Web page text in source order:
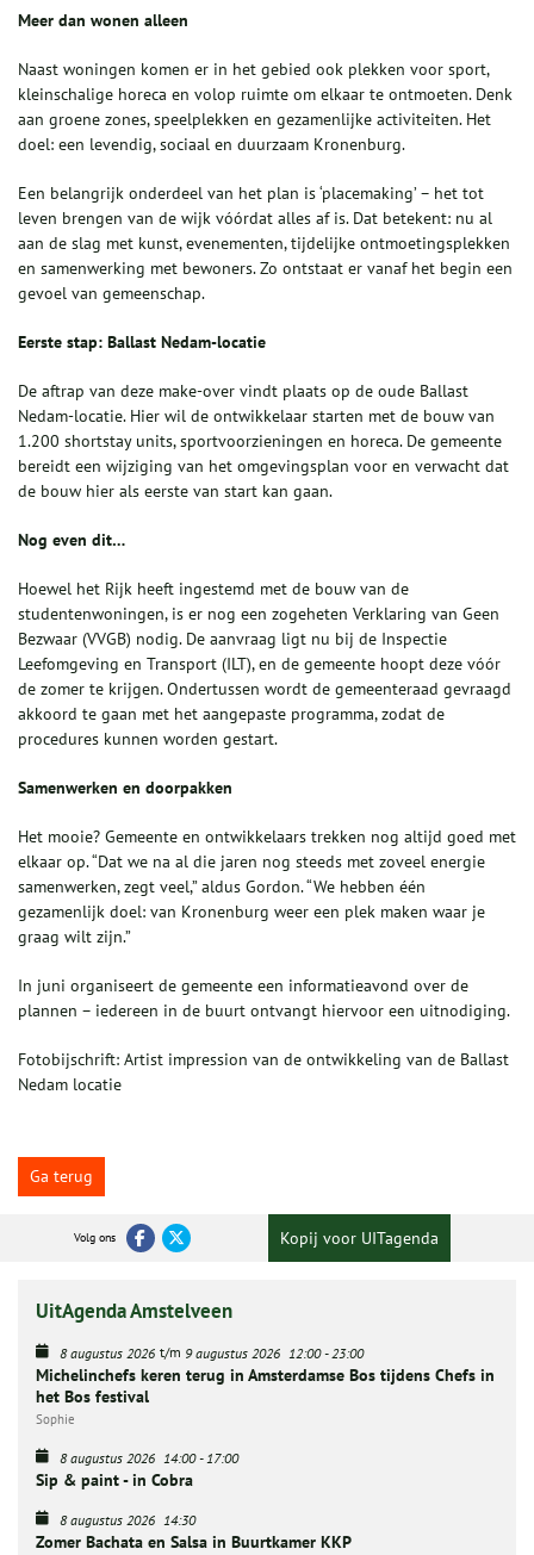
Meer dan wonen alleen
Naast woningen komen er in het gebied ook plekken voor sport,
kleinschalige horeca en volop ruimte om elkaar te ontmoeten. Denk
aan groene zones, speelplekken en gezamenlijke activiteiten. Het
doel: een levendig, sociaal en duurzaam Kronenburg.
Een belangrijk onderdeel van het plan is ‘placemaking’ – het tot
leven brengen van de wijk vóórdat alles af is. Dat betekent: nu al
aan de slag met kunst, evenementen, tijdelijke ontmoetingsplekken
en samenwerking met bewoners. Zo ontstaat er vanaf het begin een
gevoel van gemeenschap.
Eerste stap: Ballast Nedam-locatie
De aftrap van deze make-over vindt plaats op de oude Ballast
Nedam-locatie. Hier wil de ontwikkelaar starten met de bouw van
1.200 shortstay units, sportvoorzieningen en horeca. De gemeente
bereidt een wijziging van het omgevingsplan voor en verwacht dat
de bouw hier als eerste van start kan gaan.
Nog even dit…
Hoewel het Rijk heeft ingestemd met de bouw van de
studentenwoningen, is er nog een zogeheten Verklaring van Geen
Bezwaar (VVGB) nodig. De aanvraag ligt nu bij de Inspectie
Leefomgeving en Transport (ILT), en de gemeente hoopt deze vóór
de zomer te krijgen. Ondertussen wordt de gemeenteraad gevraagd
akkoord te gaan met het aangepaste programma, zodat de
procedures kunnen worden gestart.
Samenwerken en doorpakken
Het mooie? Gemeente en ontwikkelaars trekken nog altijd goed met
elkaar op. “Dat we na al die jaren nog steeds met zoveel energie
samenwerken, zegt veel,” aldus Gordon. “We hebben één
gezamenlijk doel: van Kronenburg weer een plek maken waar je
graag wilt zijn.”
In juni organiseert de gemeente een informatieavond over de
plannen – iedereen in de buurt ontvangt hiervoor een uitnodiging.
Fotobijschrift: Artist impression van de ontwikkeling van de Ballast
Nedam locatie
Ga terug
Volg ons Kopij voor UITagenda
UitAgenda Amstelveen
8 augustus 2026 t/m 9 augustus 2026 12:00-23:00
Michelinchefs keren terug in Amsterdamse Bos tijdens Chefs in
het Bos festival
Sophie
8 augustus 2026 14:00-17:00
Sip & paint - in Cobra
8 augustus 2026 14:30
Zomer Bachata en Salsa in Buurtkamer KKP